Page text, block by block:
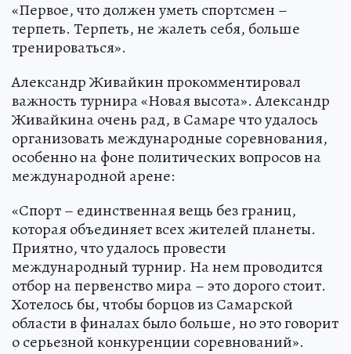
«Первое, что должен уметь спортсмен –
терпеть. Терпеть, не жалеть себя, больше
тренироваться».
Александр Живайкин прокомментировал
важность турнира «Новая высота». Александр
Живайкина очень рад, в Самаре что удалось
организовать международные соревнования,
особенно на фоне политических вопросов на
международной арене:
«Спорт – единственная вещь без границ,
которая объединяет всех жителей планеты.
Приятно, что удалось провести
международный турнир. На нем проводится
отбор на первенство мира – это дорого стоит.
Хотелось бы, чтобы борцов из Самарской
области в финалах было больше, но это говорит
о серьезной конкуренции соревнований».